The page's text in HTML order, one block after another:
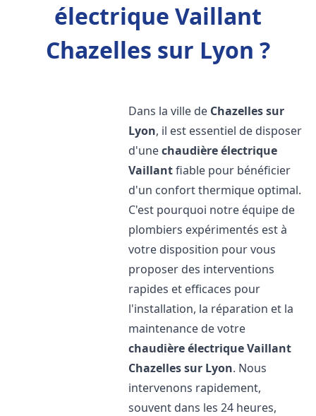
électrique Vaillant
Chazelles sur Lyon ?
Dans la ville de Chazelles sur
Lyon, il est essentiel de disposer
d'unechaudière électrique
Vaillantfiable pour bénéficier
d'un confort thermique optimal.
C'est pourquoi notre équipe de
plombiers expérimentés est à
votre disposition pour vous
proposer des interventions
rapides et efficaces pour
l'installation, la réparation et la
maintenance de votre
chaudière électrique Vaillant
Chazelles sur Lyon. Nous
intervenons rapidement,
souvent dans les 24 heures,